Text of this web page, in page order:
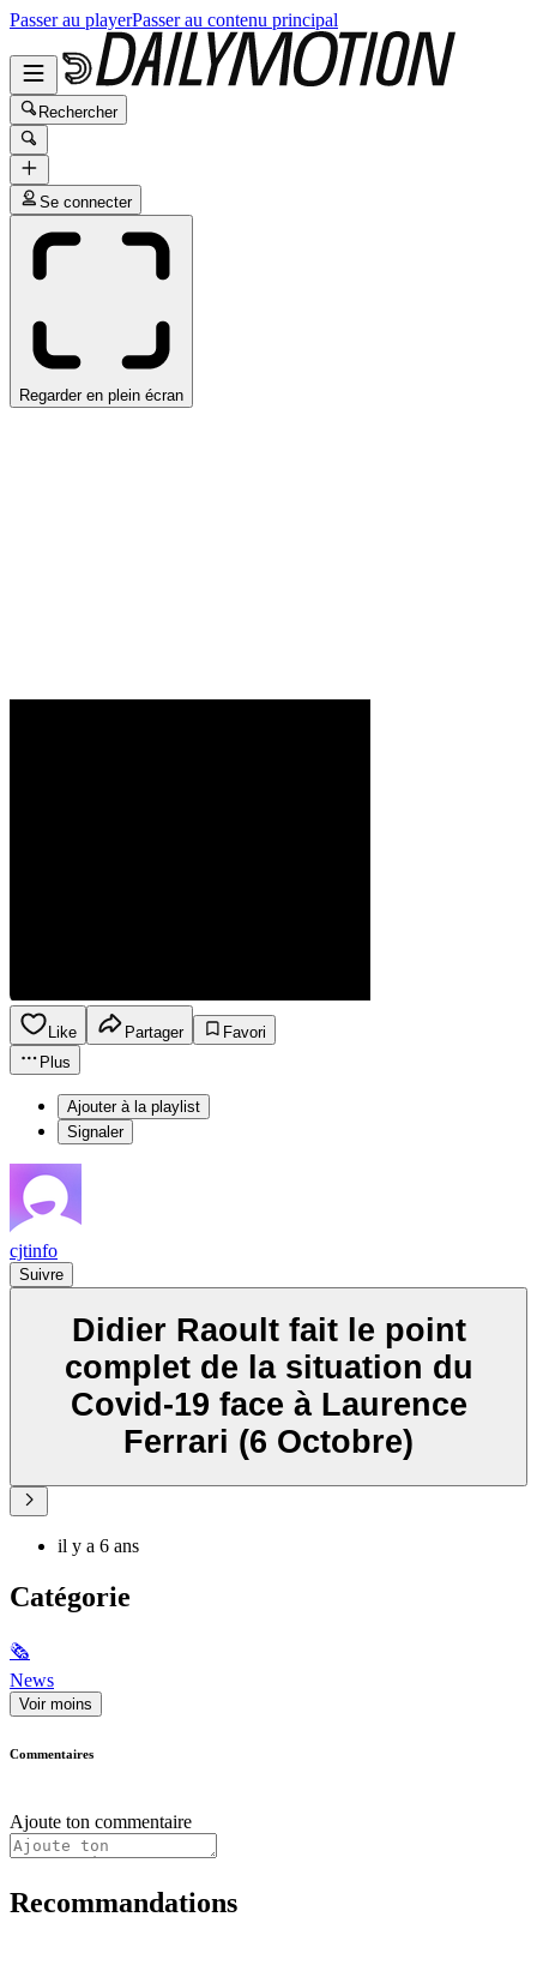
Passer au playerPasser au contenu principal
Rechercher
Se connecter
Regarder en plein écran
Like Partager
Favori
Plus
Ajouter à la playlist
Signaler
cjtinfo
Suivre
Didier Raoult fait le point
complet de la situation du
Covid-19 face à Laurence
Ferrari (6 Octobre)
il y a 6 ans
Catégorie
🗞
News
Voir moins
Commentaires
Ajoute ton commentaire
Recommandations